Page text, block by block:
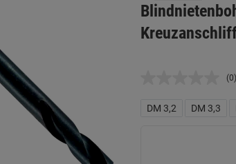
(0)
DM 3,2 DM 3,3